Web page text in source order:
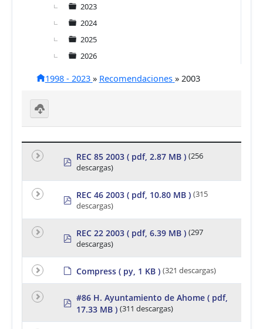
2023
2024
2025
2026
1998 - 2023 » Recomendaciones » 2003
w
nl
o
d
se
le
e
d
p
f
REC 85 2003 ( pdf, 2.87 MB ) (256
descargas)
p
f
REC 46 2003 ( pdf, 10.80 MB ) (315
descargas)
p
f
REC 22 2003 ( pdf, 6.39 MB ) (297
descargas)
P
e
Compress ( py, 1 KB ) (321 descargas)
p
f
#86 H. Ayuntamiento de Ahome ( pdf,
17.33 MB ) (311 descargas)